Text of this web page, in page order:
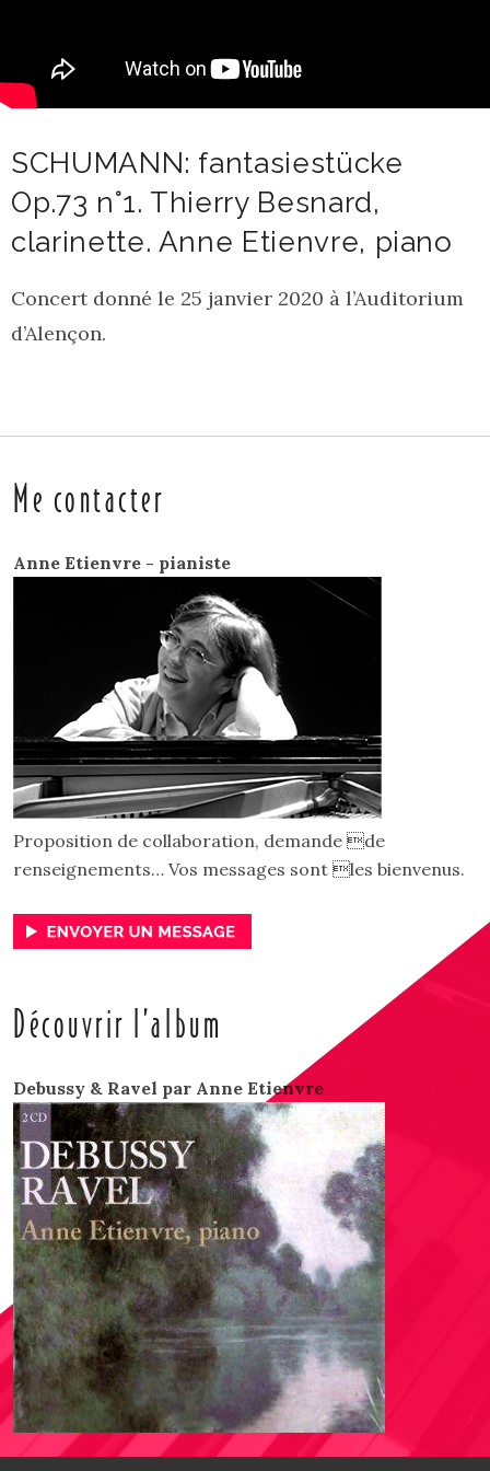
SCHUMANN: fantasiestücke
Op.73 n°1. Thierry Besnard,
clarinette. Anne Etienvre, piano
Concert donné le 25 janvier 2020 à l’Auditorium
d’Alençon.
Me contacter
Anne Etienvre - pianiste
Proposition de collaboration, demande de
renseignements… Vos messages sont les bienvenus.
Découvrir l’album
Debussy & Ravel par Anne Etienvre